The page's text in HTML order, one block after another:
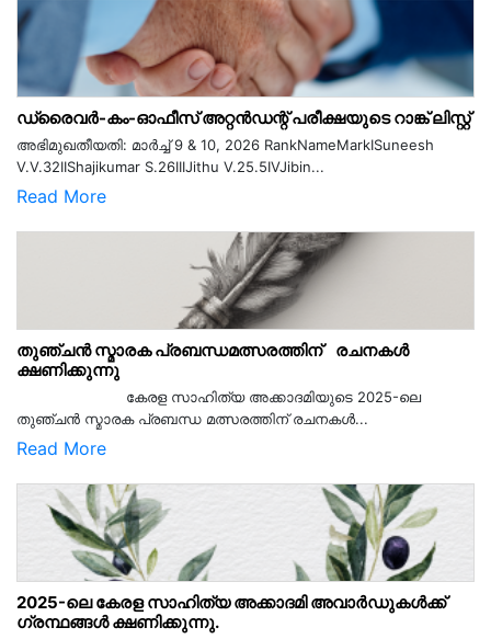
ഡ്രൈവർ-കം-ഓഫീസ് അറ്റൻഡന്റ് പരീക്ഷയുടെ റാങ്ക് ലിസ്റ്റ്
അഭിമുഖതീയതി: മാർച്ച് 9 & 10, 2026 RankNameMarkISuneesh
V.V.32IIShajikumar S.26IIIJithu V.25.5IVJibin...
Read More
തുഞ്ചൻ സ്മാരക പ്രബന്ധമത്സരത്തിന് രചനകൾ
ക്ഷണിക്കുന്നു
കേരള സാഹിത്യ അക്കാദമിയുടെ 2025-ലെ
തുഞ്ചൻ സ്മാരക പ്രബന്ധ മത്സരത്തിന് രചനകൾ...
Read More
2025-ലെ കേരള സാഹിത്യ അക്കാദമി അവാർഡുകൾക്ക്
ഗ്രന്ഥങ്ങൾ ക്ഷണിക്കുന്നു.